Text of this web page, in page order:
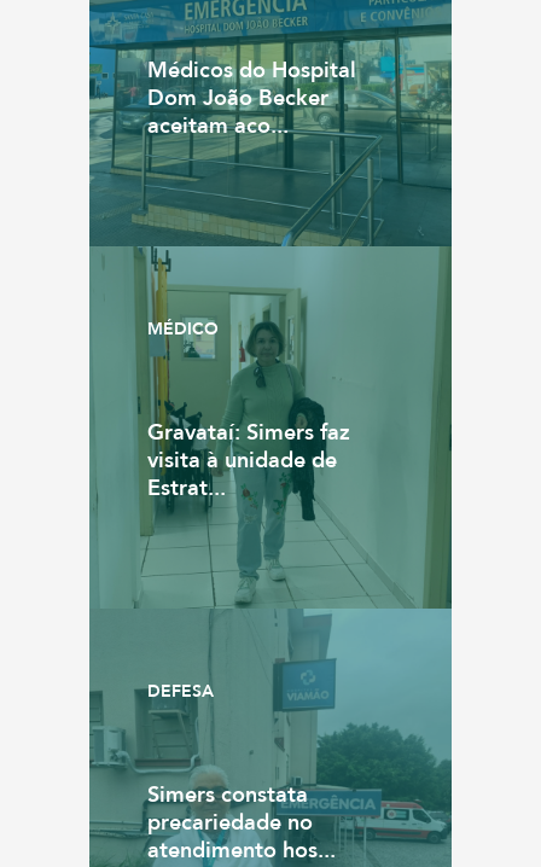
Médicos do Hospital
Dom João Becker
aceitam aco...
MÉDICO
Gravataí: Simers faz
visita à unidade de
Estrat...
DEFESA
Simers constata
precariedade no
atendimento hos...